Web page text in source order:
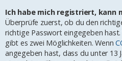
Ich habe mich registriert, kann
Überprüfe zuerst, ob du den
richtige Passwort eingegeben
gibt es zwei Möglichkeiten. Wenn
angegeben hast, dass du unter 13